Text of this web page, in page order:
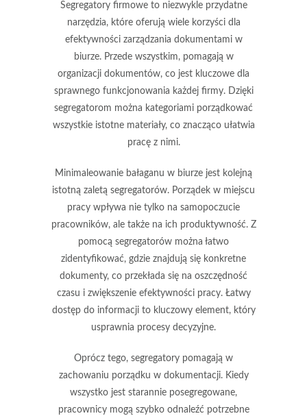
Segregatory firmowe to niezwykle przydatne
narzędzia, które oferują wiele korzyści dla
efektywności zarządzania dokumentami w
biurze. Przede wszystkim, pomagają w
organizacji dokumentów, co jest kluczowe dla
sprawnego funkcjonowania każdej firmy. Dzięki
segregatorom można kategoriami porządkować
wszystkie istotne materiały, co znacząco ułatwia
pracę z nimi.
Minimaleowanie bałaganu w biurze jest kolejną
istotną zaletą segregatorów. Porządek w miejscu
pracy wpływa nie tylko na samopoczucie
pracowników, ale także na ich produktywność. Z
pomocą segregatorów można łatwo
zidentyfikować, gdzie znajdują się konkretne
dokumenty, co przekłada się na oszczędność
czasu i zwiększenie efektywności pracy. Łatwy
dostęp do informacjito kluczowy element, który
usprawnia procesy decyzyjne.
Oprócz tego, segregatory pomagają w
zachowaniu porządku w dokumentacji. Kiedy
wszystko jest starannie posegregowane,
pracownicy mogą szybko odnaleźć potrzebne